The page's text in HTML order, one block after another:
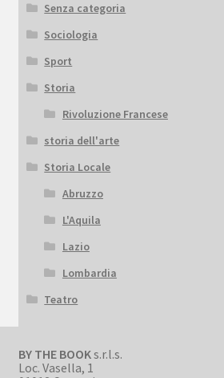
Senza categoria
Sociologia
Sport
Storia
Rivoluzione Francese
storia dell'arte
Storia Locale
Abruzzo
L'Aquila
Lazio
Lombardia
Teatro
BY THE BOOKs.r.l.s.
Loc. Vasella, 1